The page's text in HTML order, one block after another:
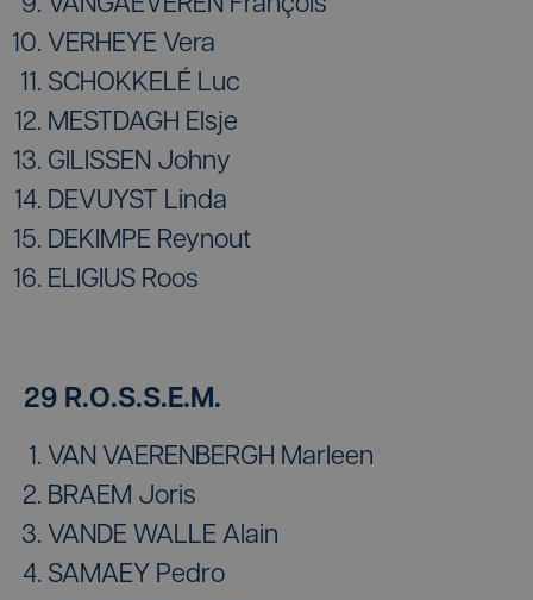
VERHEYE Vera
SCHOKKELÉ Luc
MESTDAGH Elsje
GILISSEN Johny
DEVUYST Linda
DEKIMPE Reynout
ELIGIUS Roos
29 R.O.S.S.E.M.
VAN VAERENBERGH Marleen
BRAEM Joris
VANDE WALLE Alain
SAMAEY Pedro